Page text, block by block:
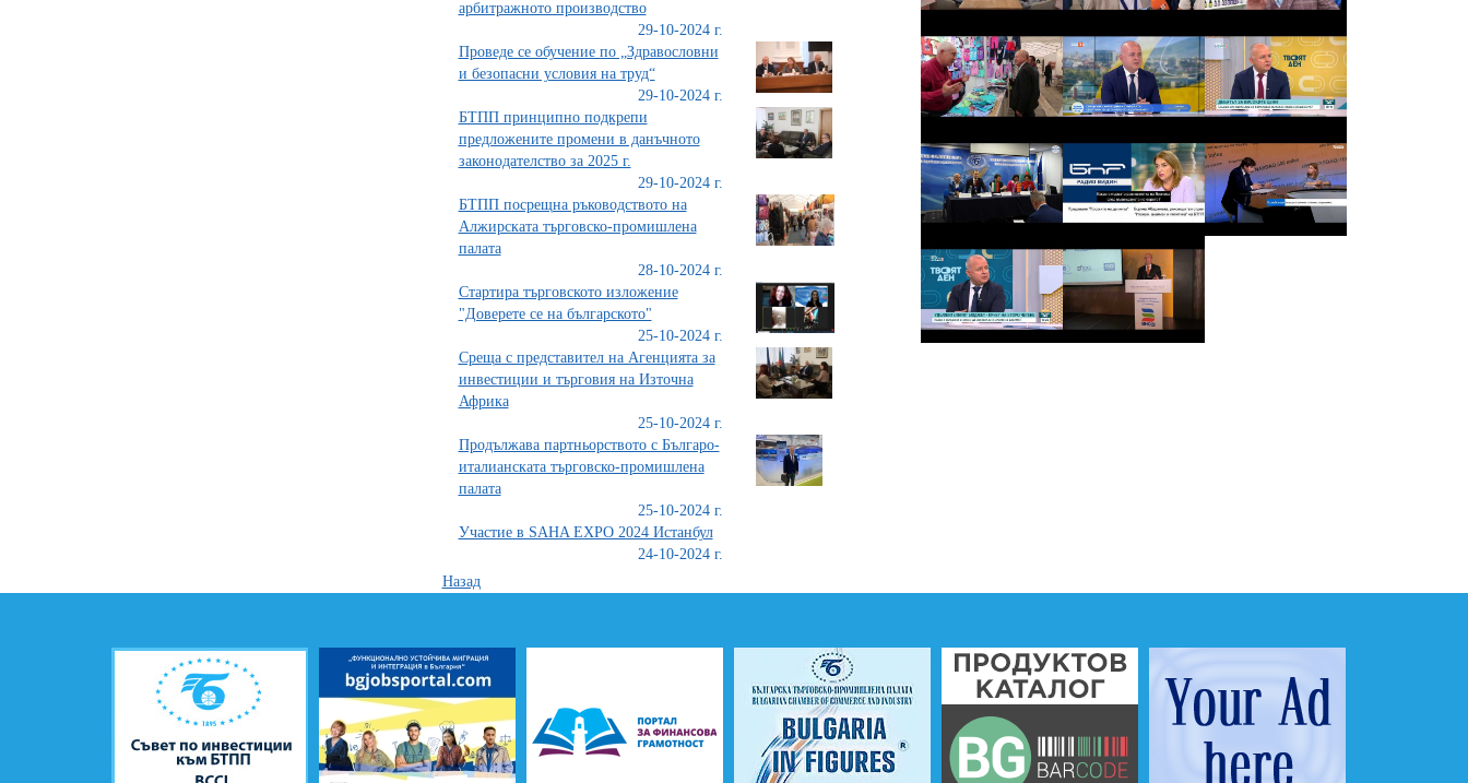
арбитражното производство
29-10-2024 г.
Проведе се обучение по „Здравословни
и безопасни условия на труд“
29-10-2024 г.
БТПП принципно подкрепи
предложените промени в данъчното
законодателство за 2025 г.
29-10-2024 г.
БТПП посрещна ръководството на
Алжирската търговско-промишлена
палата
28-10-2024 г.
Стартира търговското изложение
"Доверете се на българското"
25-10-2024 г.
Среща с представител на Агенцията за
инвестиции и търговия на Източна
Африка
25-10-2024 г.
Продължава партньорството с Българо-
италианската търговско-промишлена
палата
25-10-2024 г.
Участие в SAHA EXPO 2024 Истанбул
24-10-2024 г.
Назад